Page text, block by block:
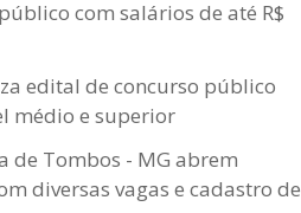
com salários de até R$
edital de concurso público
médio e superior
de Tombos - MG abrem
diversas vagas e cadastro de